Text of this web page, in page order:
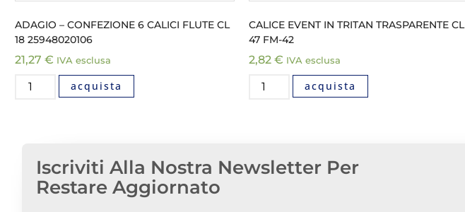
ADAGIO – CONFEZIONE 6 CALICI FLUTE CL
18 25948020106
21,27 € IVA esclusa
acquista
CALICE EVENT IN TRITAN TRASPARENTE CL
47 FM-42
2,82 € IVA esclusa
acquista
Iscriviti Alla Nostra Newsletter Per
Restare Aggiornato